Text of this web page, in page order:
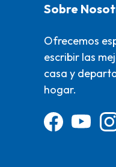
Sobre
Ofrecemos
escribir las
casa y
hogar.